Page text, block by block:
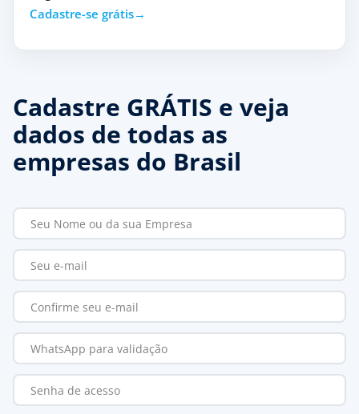
Cadastre-se grátis
Cadastre GRÁTIS e veja
dados de todas as
empresas do Brasil